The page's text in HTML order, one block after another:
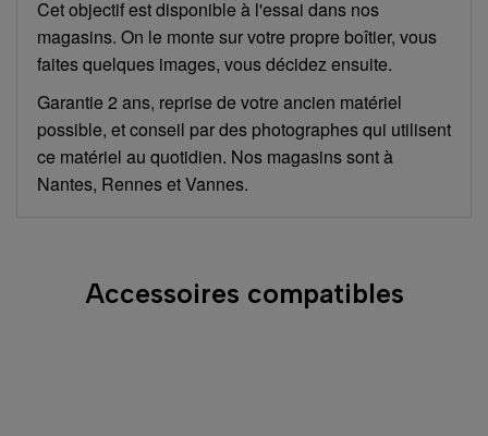
Cet objectif est disponible à l'essai dans nos
magasins. On le monte sur votre propre boîtier, vous
faites quelques images, vous décidez ensuite.
Garantie 2 ans, reprise de votre ancien matériel
possible, et conseil par des photographes qui utilisent
ce matériel au quotidien. Nos magasins sont à
Nantes, Rennes et Vannes.
Accessoires compatibles